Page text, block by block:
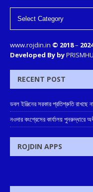
www.rojdin.in © 2018–
Developed By by
RECENT POST
ডবল ইঞ্জিনের সরকার প্রতিশ্রুতি রাখছে
নওদার কংগ্রেসের কার্যালয় পুনরুদ্ধারে
ROJDIN APPS